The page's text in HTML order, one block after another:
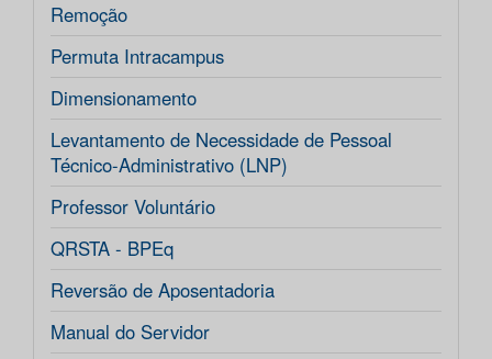
Remoção
Permuta Intracampus
Dimensionamento
Levantamento de Necessidade de Pessoal
Técnico-Administrativo (LNP)
Professor Voluntário
QRSTA - BPEq
Reversão de Aposentadoria
Manual do Servidor